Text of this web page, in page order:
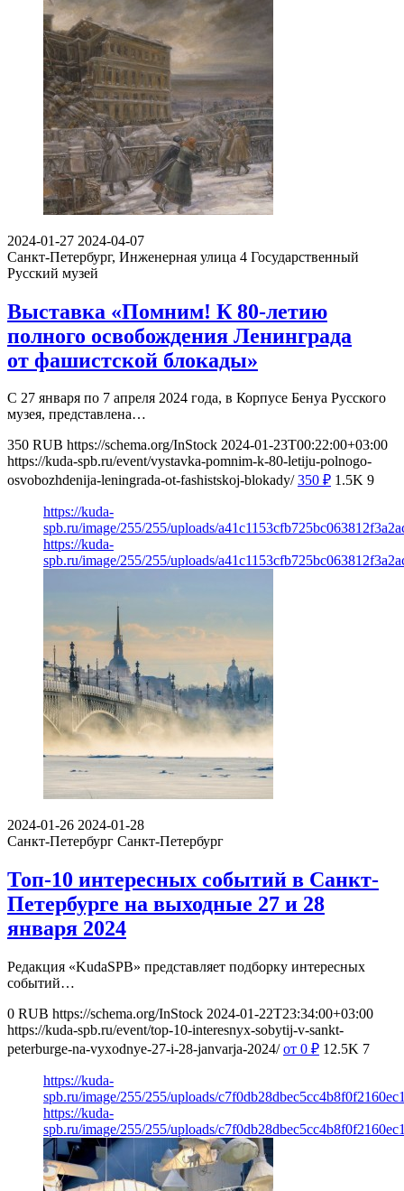
2024-01-27 2024-04-07
Санкт-Петербург, Инженерная улица 4 Государственный
Русский музей
Выставка «Помним! К 80-летию
полного освобождения Ленинграда
от фашистской блокады»
С 27 января по 7 апреля 2024 года, в Корпусе Бенуа Русского
музея, представлена…
350 RUB https://schema.org/InStock 2024-01-23T00:22:00+03:00
https://kuda-spb.ru/event/vystavka-pomnim-k-80-letiju-polnogo-
osvobozhdenija-leningrada-ot-fashistskoj-blokady/ 350 ₽ 1.5K 9
https://kuda-
spb.ru/image/255/255/uploads/
https://kuda-
spb.ru/image/255/255/uploads/
2024-01-26 2024-01-28
Санкт-Петербург Санкт-Петербург
Топ-10 интересных событий в Санкт-
Петербурге на выходные 27 и 28
января 2024
Редакция «KudaSPB» представляет подборку интересных
событий…
0 RUB https://schema.org/InStock 2024-01-22T23:34:00+03:00
https://kuda-spb.ru/event/top-10-interesnyx-sobytij-v-sankt-
peterburge-na-vyxodnye-27-i-28-janvarja-2024/ от 0 ₽ 12.5K 7
https://kuda-
spb.ru/image/255/255/uploads/
https://kuda-
spb.ru/image/255/255/uploads/